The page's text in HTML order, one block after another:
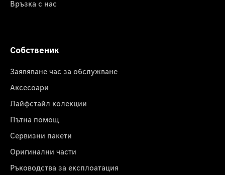
Връзка с нас
Собственик
Заявяване час за обслужване
Аксесоари
Лайфстайл колекции
Пътна помощ
Сервизни пакети
Оригинални части
Ръководства за експлоатация